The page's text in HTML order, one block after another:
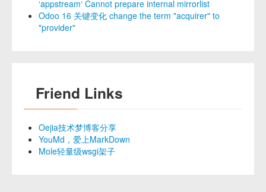
‘appstream‘ Cannot prepare internal mirrorlist
Odoo 16 关键变化 change the term "acquirer" to
"provider"
Friend Links
Oejia技术梦博客分享
YouMd，爱上MarkDown
Mole轻量级wsgi架子